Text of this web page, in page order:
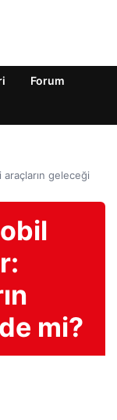
Forum
geleceği
mi?